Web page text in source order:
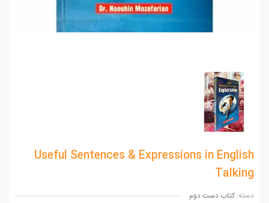
Useful Sentences & Expressions in
کتاب دست دوم